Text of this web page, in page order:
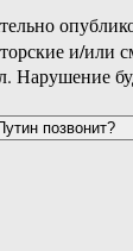
и/или
Нарушение